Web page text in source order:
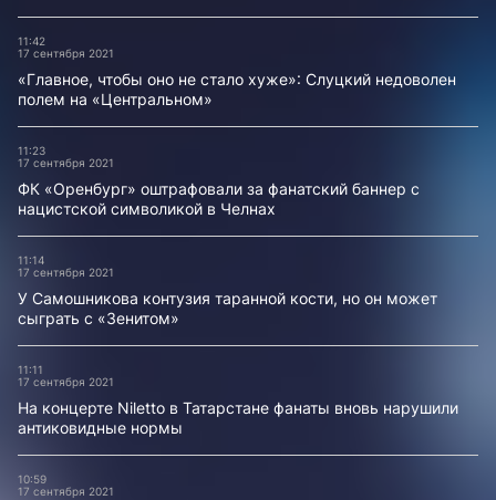
11:42
17 сентября 2021
«Главное, чтобы оно не стало хуже»: Слуцкий недоволен
полем на «Центральном»
11:23
17 сентября 2021
ФК «Оренбург» оштрафовали за фанатский баннер с
нацистской символикой в Челнах
11:14
17 сентября 2021
У Самошникова контузия таранной кости, но он может
сыграть с «Зенитом»
11:11
17 сентября 2021
На концерте Niletto в Татарстане фанаты вновь нарушили
антиковидные нормы
10:59
17 сентября 2021